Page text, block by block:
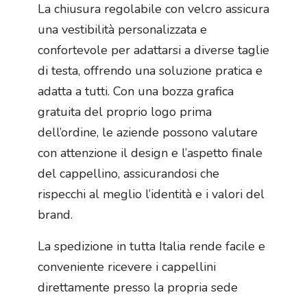
La chiusura regolabile con velcro assicura
una vestibilità personalizzata e
confortevole per adattarsi a diverse taglie
di testa, offrendo una soluzione pratica e
adatta a tutti. Con una bozza grafica
gratuita del proprio logo prima
dell’ordine, le aziende possono valutare
con attenzione il design e l’aspetto finale
del cappellino, assicurandosi che
rispecchi al meglio l’identità e i valori del
brand.
La spedizione in tutta Italia rende facile e
conveniente ricevere i cappellini
direttamente presso la propria sede